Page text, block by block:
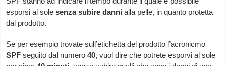
esporsi al solesenza subire danni alla pelle, in quanto protetta
dal prodotto.
Se per esempio trovate sull’etichetta del prodotto l’acronicmo
SPF seguito dal numero 40, vuol dire che potrete esporvi al sole